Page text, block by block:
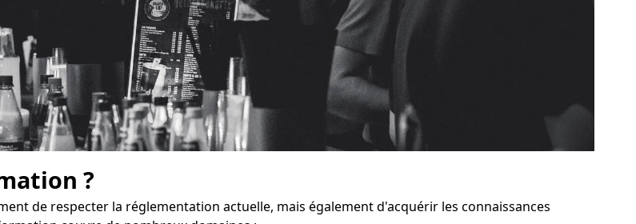
?
de respecter la réglementation actuelle, mais également d'acquérir les connaissances